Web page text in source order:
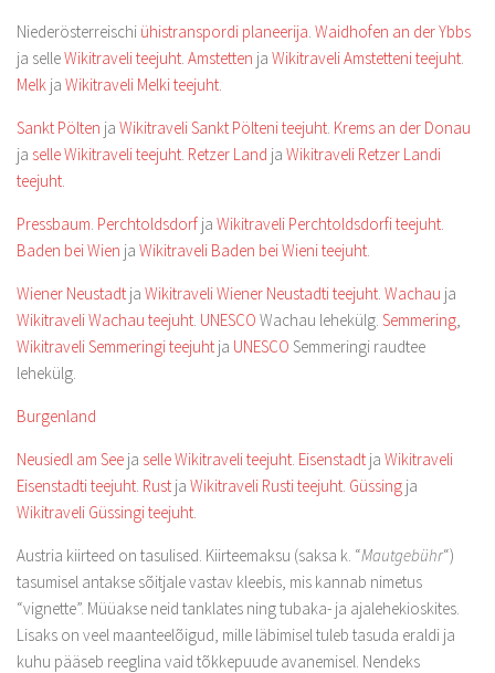
Niederösterreischi ühistranspordi planeerija. Waidhofen an der Ybbs
ja selleWikitraveli teejuht. Amstetten ja Wikitraveli Amstetteni teejuht.
Melk ja Wikitraveli Melki teejuht.
Sankt Pölten ja Wikitraveli Sankt Pölteni teejuht. Krems an der Donau
ja selle Wikitraveli teejuht. Retzer Land ja Wikitraveli Retzer Landi
teejuht.
Pressbaum. Perchtoldsdorf ja Wikitraveli Perchtoldsdorfi teejuht.
Baden bei Wien ja Wikitraveli Baden bei Wieni teejuht.
Wiener Neustadt ja Wikitraveli Wiener Neustadti teejuht. Wachau ja
Wikitraveli Wachau teejuht. UNESCO Wachau lehekülg. Semmering,
Wikitraveli Semmeringi teejuht ja UNESCO Semmeringi raudtee
lehekülg.
Burgenland
Neusiedl am See ja selle Wikitraveli teejuht. Eisenstadt ja Wikitraveli
Eisenstadti teejuht. Rust ja Wikitraveli Rusti teejuht. Güssing ja
Wikitraveli Güssingi teejuht.
Austria kiirteed on tasulised. Kiirteemaksu (saksa k. “Mautgebühr“)
tasumisel antakse sõitjale vastav kleebis, mis kannab nimetus
“vignette”. Müüakse neid tanklates ning tubaka- ja ajalehekioskites.
Lisaks on veel maanteelõigud, mille läbimisel tuleb tasuda eraldi ja
kuhu pääseb reeglina vaid tõkkepuude avanemisel. Nendeks